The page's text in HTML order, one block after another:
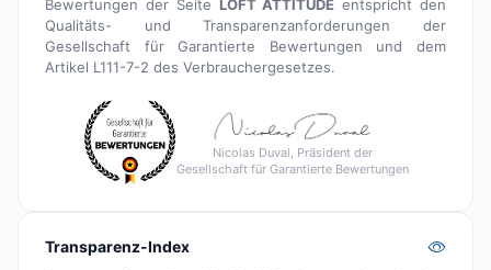
Bewertungen der Seite LOFT ATTITUDE entspricht den
Qualitäts- und Transparenzanforderungen der
Gesellschaft für Garantierte Bewertungen und dem
Artikel L111-7-2 des Verbrauchergesetzes.
Nicolas Duval, Präsident der
Gesellschaft für Garantierte Bewertungen
Transparenz-Index